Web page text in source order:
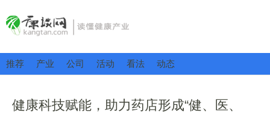
推荐 产业 公司 活动 看法 动态
健康科技赋能，助力药店形成“健、医、